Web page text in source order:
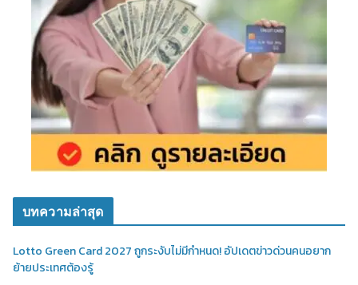
บทความล่าสุด
Lotto Green Card 2027 ถูกระงับไม่มีกำหนด! อัปเดตข่าวด่วนคนอยาก
ย้ายประเทศต้องรู้